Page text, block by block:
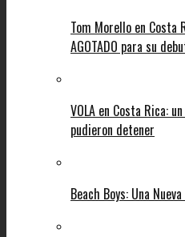
Tom Morello en
AGOTADO para su
VOLA en Costa Rica:
pudieron detener
Beach Boys: Una